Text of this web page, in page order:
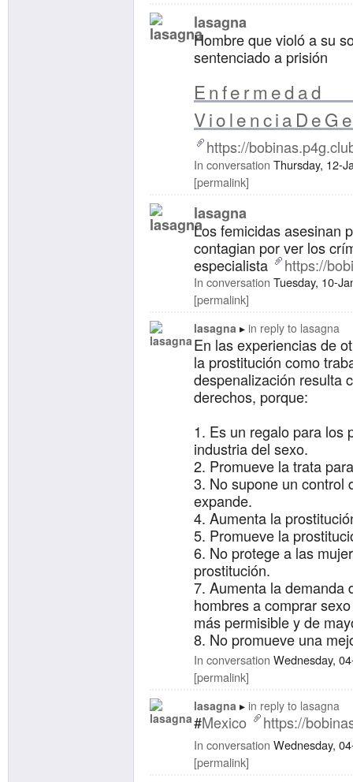
lasagna
Hombre que violó a su
sentenciado a prisión
Enfermedad
https://
In conversation Thursday, 12-
permalink
lasagna
Los femicidas asesinan
contagian por ver los
especialista
https://
In conversation Tuesday, 10-
permalink
lasagna in reply to lasagna
En las experiencias de
la prostitución como
despenalización resulta
derechos, porque:
Es un regalo para los
industria del sexo.
Promueve la trata
No supone un control
expande.
Aumenta la
Promueve la
No protege a las
prostitución.
Aumenta la demanda
hombres a comprar
más permisible y de
No promueve una
No aumenta las
mujeres.
quieren que se legalice
sexo.
In conversation Wednesday,
permalink
lasagna in reply to lasagna
#Mexico https://
In conversation Wednesday,
permalink